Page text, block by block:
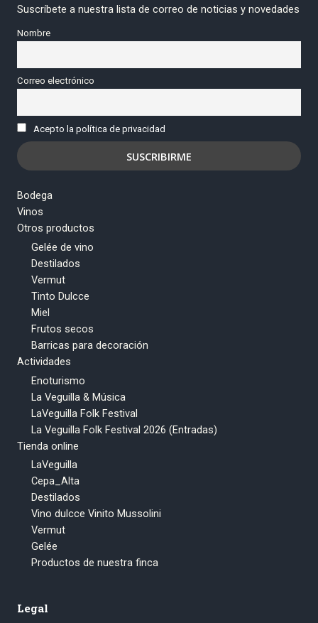
Suscríbete a nuestra lista de correo de noticias y novedades
Nombre
Correo electrónico
Acepto la política de privacidad
Bodega
Vinos
Otros productos
Gelée de vino
Destilados
Vermut
Tinto Dulcce
Miel
Frutos secos
Barricas para decoración
Actividades
Enoturismo
La Veguilla & Música
LaVeguilla Folk Festival
La Veguilla Folk Festival 2026 (Entradas)
Tienda online
LaVeguilla
Cepa_Alta
Destilados
Vino dulcce Vinito Mussolini
Vermut
Gelée
Productos de nuestra finca
Legal